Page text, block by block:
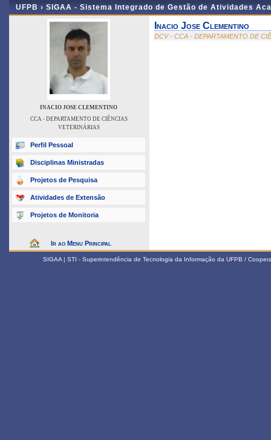
UFPB › SIGAA - Sistema Integrado de Gestão de Atividades
INACIO JOSE CLEMENTINO
CCA - DEPARTAMENTO DE CIÊNCIAS
VETERINÁRIAS
Perfil Pessoal
Disciplinas Ministradas
Projetos de Pesquisa
Atividades de Extensão
Projetos de Monitoria
Ir ao Menu Principal
Inacio Jose Clementino
DCV - CCA - DEPARTAMENTO DE
SIGAA | STI - Superintendência de Tecnologia da Informação da UFPB /